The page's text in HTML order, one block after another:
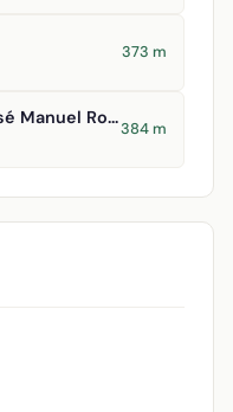
373 m
Pabellón Municipal José Manuel Roldán
384 m